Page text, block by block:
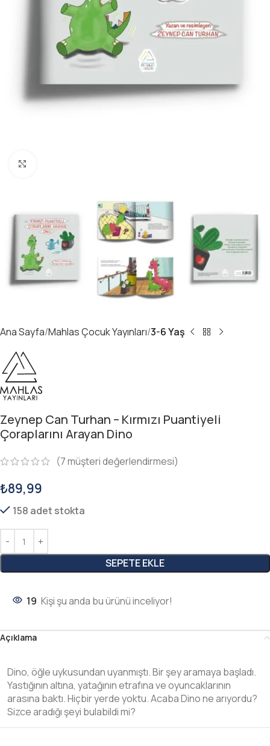
Ana Sayfa Mahlas Çocuk Yayınları 3-6 Yaş
Zeynep Can Turhan – Kırmızı Puantiyeli
Çoraplarını Arayan Dino
(7müşteri değerlendirmesi)
₺89,99
158 adet stokta
SEPETE EKLE
19 Kişi şu anda bu ürünü inceliyor!
Açıklama
Dino, öğle uykusundan uyanmıştı. Bir şey aramaya başladı.
Yastığının altına, yatağının etrafına ve oyuncaklarının
arasına baktı. Hiçbir yerde yoktu. Acaba Dino ne arıyordu?
Sizce aradığı şeyi bulabildi mi?